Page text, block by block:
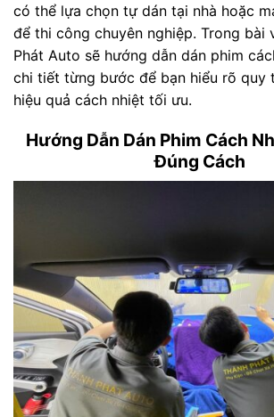
có thể lựa chọn tự dán tại nhà hoặc
để thi công chuyên nghiệp. Trong bài
Phát Auto sẽ hướng dẫn dán phim
chi tiết từng bước để bạn hiểu rõ quy
hiệu quả cách nhiệt tối ưu.
Hướng Dẫn Dán Phim Cách
Đúng Cách